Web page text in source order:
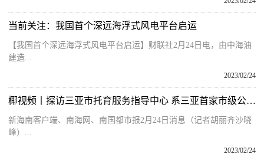
当前关注：我国首个深远海浮式风电平台启运
【我国首个深远海浮式风电平台启运】财联社2月24日电，由中海油
建造...
2023/02/24
椰视频丨探访三亚市托育服务指导中心 系三亚首家市级公办托育服务机构
新海南客户端、南海网、南国都市报2月24日消息（记者胡丽齐沙晓
峰）...
2023/02/24